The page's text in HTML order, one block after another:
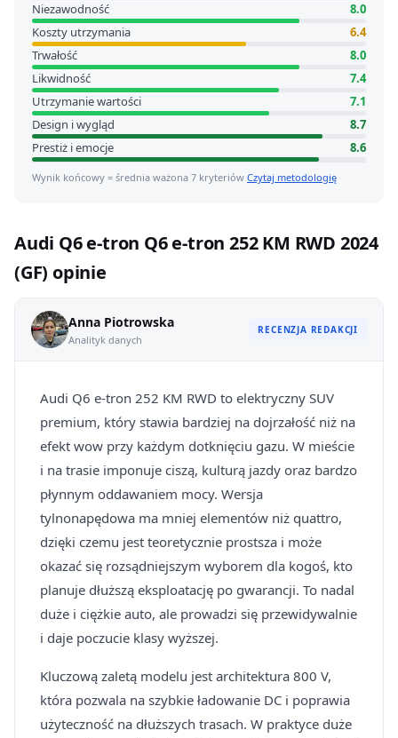
Niezawodność
8.0
Koszty utrzymania
6.4
Trwałość
8.0
Likwidność
7.4
Utrzymanie wartości
7.1
Design i wygląd
8.7
Prestiż i emocje
8.6
Wynik końcowy = średnia ważona 7 kryteriów Czytaj metodologię
Audi Q6 e-tron Q6 e-tron 252 KM RWD 2024
(GF) opinie
Anna Piotrowska
Analityk danych
RECENZJA REDAKCJI
Audi Q6 e-tron 252 KM RWD to elektryczny SUV
premium, który stawia bardziej na dojrzałość niż na
efekt wow przy każdym dotknięciu gazu. W mieście
i na trasie imponuje ciszą, kulturą jazdy oraz bardzo
płynnym oddawaniem mocy. Wersja
tylnonapędowa ma mniej elementów niż quattro,
dzięki czemu jest teoretycznie prostsza i może
okazać się rozsądniejszym wyborem dla kogoś, kto
planuje dłuższą eksploatację po gwarancji. To nadal
duże i ciężkie auto, ale prowadzi się przewidywalnie
i daje poczucie klasy wyższej.
Kluczową zaletą modelu jest architektura 800 V,
która pozwala na szybkie ładowanie DC i poprawia
użyteczność na dłuższych trasach. W praktyce duże